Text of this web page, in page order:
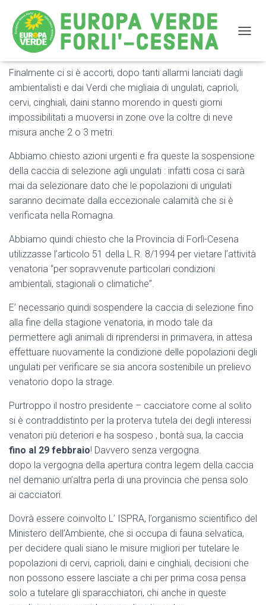
Sospensione della caccia di selezione fino al 29
febbraio ? UNA PROVINCIA SENZA VERGOGNA
Finalmente ci si è accorti, dopo tanti allarmi lanciati dagli
ambientalisti e dai Verdi che migliaia di ungulati, caprioli,
cervi, cinghiali, daini stanno morendo in questi giorni
impossibilitati a muoversi in zone ove la coltre di neve
misura anche 2 o 3 metri.
Abbiamo chiesto azioni urgenti e fra queste la sospensione
della caccia di selezione agli ungulati : infatti cosa ci sarà
mai da selezionare dato che le popolazioni di ungulati
saranno decimate dalla eccezionale calamità che si è
verificata nella Romagna.
Abbiamo quindi chiesto che la Provincia di Forlì-Cesena
utilizzasse l’articolo 51 della L.R. 8/1994 per vietare l’attività
venatoria “per sopravvenute particolari condizioni
ambientali, stagionali o climatiche”.
E’ necessario quindi sospendere la caccia di selezione fino
alla fine della stagione venatoria, in modo tale da
permettere agli animali di riprendersi in primavera, in attesa
effettuare nuovamente la condizione delle popolazioni degli
ungulati per verificare se sia ancora sostenibile un prelievo
venatorio dopo la strage.
Purtroppo il nostro presidente – cacciatore come al solito
si è contraddistinto per la proterva tutela dei degli interessi
venatori più deteriori e ha sospeso , bontà sua, la caccia
fino al 29 febbraio! Davvero senza vergogna.
dopo la vergogna della apertura contra legem della caccia
nel demanio un’altra perla di una provincia che pensa solo
ai cacciatori.
Dovrà essere coinvolto L’ ISPRA, l’organismo scientifico del
Ministero dell’Ambiente, che si occupa di fauna selvatica,
per decidere quali siano le misure migliori per tutelare le
popolazioni di cervi, caprioli, daini e cinghiali, decisioni che
non possono essere lasciate a chi per prima cosa pensa
solo a tutelare gli sparacchiatori, chi anche in queste